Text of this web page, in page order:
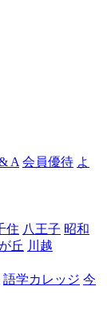
A 会員優待 よ
住 八王子 昭和
丘 川越
語学カレッジ 今